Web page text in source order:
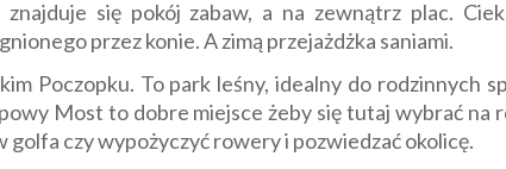
się pokój zabaw, a na zewnątrz plac.
przez konie. A zimą przejażdżka saniami.
Poczopku. To park leśny, idealny do rodzinnych
Most to dobre miejsce żeby się tutaj wybrać
czy wypożyczyć rowery i pozwiedzać okolicę.